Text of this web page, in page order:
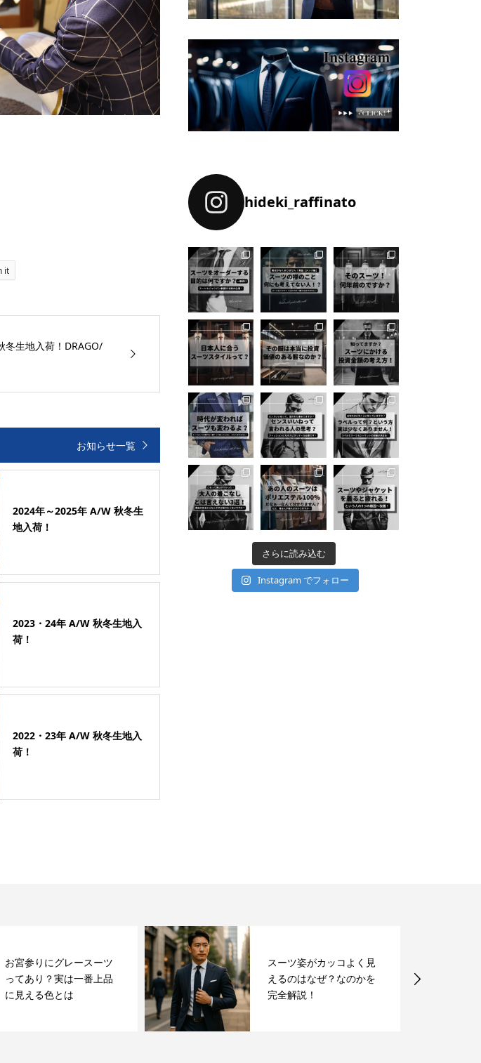
it
冬生地入荷！DRAGO/
お知らせ一覧
2024年～2025年 A/W 秋冬生
地入荷！
2023・24年 A/W 秋冬生地入
荷！
2022・23年 A/W 秋冬生地入
荷！
hideki_raffinato
さらに読み込む
Instagram でフォロー
お宮参りにグレースーツ
ってあり？実は一番上品
に見える色とは
スーツ姿がカッコよく見
えるのはなぜ？なのかを
完全解説！